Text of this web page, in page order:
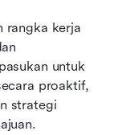
rangka kerja
untuk
proaktif,
strategi